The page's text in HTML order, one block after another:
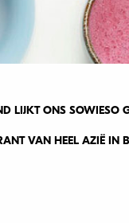
LIJKT ONS SOWIESO
VAN HEEL AZIË IN